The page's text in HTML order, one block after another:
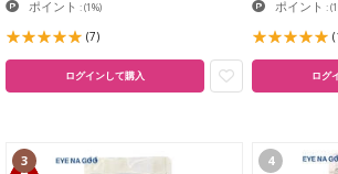
ポイント :(1%)
(7)
ログインして購入
ポイント :
ログ
3 4